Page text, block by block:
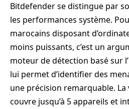
Bitdefender se distingue par
les performances système.
marocains disposant
moins puissants, c’est un
moteur de détection basé sur
lui permet d’identifier des
une précision remarquable.
couvre jusqu’à 5 appareils et